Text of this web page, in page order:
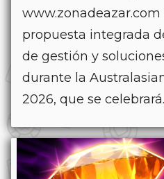
propuesta integrada
de gestión y
durante la
2026, que se